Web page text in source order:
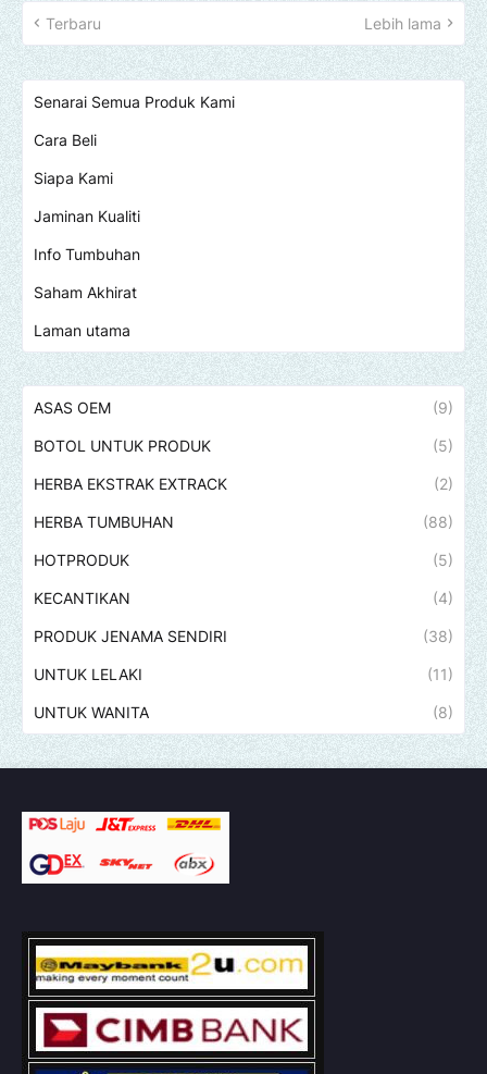
Terbaru Lebih lama
Senarai Semua Produk Kami
Cara Beli
Siapa Kami
Jaminan Kualiti
Info Tumbuhan
Saham Akhirat
Laman utama
ASAS OEM (9)
BOTOL UNTUK PRODUK (5)
HERBA EKSTRAK EXTRACK (2)
HERBA TUMBUHAN (88)
HOTPRODUK (5)
KECANTIKAN (4)
PRODUK JENAMA SENDIRI (38)
UNTUK LELAKI (11)
UNTUK WANITA (8)